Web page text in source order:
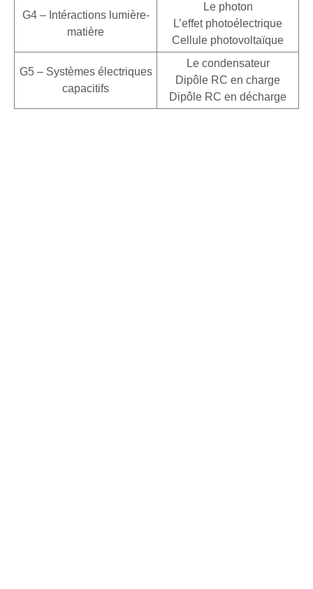
G4 – Intéractions lumière-
matière
Le photon
L’effet photoélectrique
Cellule photovoltaïque
G5 – Systèmes électriques
capacitifs
Le condensateur
Dipôle RC en charge
Dipôle RC en décharge